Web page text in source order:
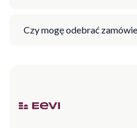
Czy mogę odebrać